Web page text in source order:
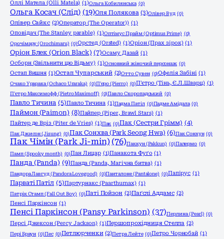
Оллі Матела (Olli Matela) (1)Ольга Кобилянська (0)
Ольга Косач (Слід) (19)Оля Полякова (3)Олівер Вуд (0)
Олівер Сайкс (2)Оператор (The Operator)) (1)
Оповідач (The Stanley parable) (1)Оптімус Прайм (Optimus Prime) (0)
Орочімару (Orochimaru) (0)Орстед (Orsted) (1)Оріон (Прах зірок) (1)
Оріон Блек (Orion Black) (7)Осаму Дазай (1)
Осборн (Звільнити цю Відьму) (1)Основний жіночий персонаж (0)
Остап Вишня (1)Остап Чупарський (2)Отто Сувен (0)Офелія Забіні (1)
Очако Урарака (Ochaco Uraraka) (0)П'єро (Pierro) (0)П'єтро (Тінь, Є.Л.Шварц) (1)
П'єтро Максимофф (Pietro Maximoff) (0)Павло Скоропадський (0)
Павло Тичина (5)Павло Тичина (1)Падма Патіл (0)Падме Амідала (0)
Паймон (Paimon) (8)Пайпер (Piper, Brawl Stars) (1)
Пайтер де Вріз (Piter de Vries) (1)Пак (0)Пак (Сестри Грімм) (4)
Пак Джисон (Jisung) (0)Пак Сонхва (Park Seong Hwa) (6)Пак Сонхун (0)
Пак Чімін (Park Ji-min) (76)Паккун (Pakkun) (0)Палермо (0)
Памп (Spooky month) (0)Пан Лицар (1)Панакота Фуґо (1)
Панда (Panda) (9)Панда (Panda, Магічна битва) (1)
Пандора Лавгуд (Pandora Lovegood) (0)Панталоне (Pantalone) (0)Папірус (1)
Парваті Патіл (5)Партурнакс (Paarthurnax) (1)
Патрік Стамп (Fall Out Boy) (0)Паті Пойзон (2)Паґслі Аддамс (2)
Пенсі Паркінсон (1)
Пенсі Паркінсон (Pansy Parkinson) (37)Перлина (Pearl) (0)
Персі Джексон (Percy Jackson) (1)Першопрохідниця Стелла (2)
Пері Браун (0)Пес (0)Петлюрченки (2)Петра Лейте (0)Петро Чорнобай (1)